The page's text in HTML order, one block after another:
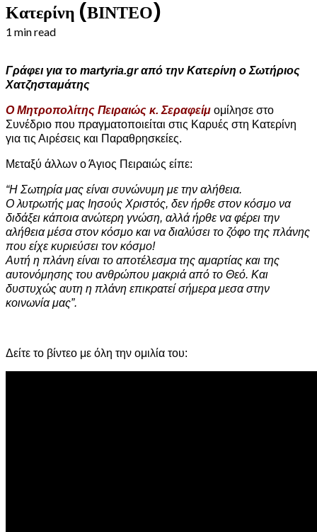
Κατερίνη (ΒΙΝΤΕΟ)
1 min read
Γράφει για το martyria.gr από την Κατερίνη o Σωτήριος
Χατζησταμάτης
Ο Μητροπολίτης Πειραιώς κ. Σεραφείμ ομίλησε στο
Συνέδριο που πραγματοποιείται στις Καρυές στη Κατερίνη
για τις Αιρέσεις και Παραθρησκείες.
Μεταξύ άλλων ο Άγιος Πειραιώς είπε:
“Η Σωτηρία μας είναι συνώνυμη με την αλήθεια.
Ο λυτρωτής μας Ιησούς Χριστός, δεν ήρθε στον κόσμο να
διδάξει κάποια ανώτερη γνώση, αλλά ήρθε να φέρει την
αλήθεια μέσα στον κόσμο και να διαλύσει το ζόφο της πλάνης
που είχε κυριεύσει τον κόσμο!
Αυτή η πλάνη είναι το αποτέλεσμα της αμαρτίας και της
αυτονόμησης του ανθρώπου μακριά από το Θεό. Και
δυστυχώς αυτη η πλάνη επικρατεί σήμερα μεσα στην
κοινωνία μας”.
Δείτε το βίντεο με όλη την ομιλία του: